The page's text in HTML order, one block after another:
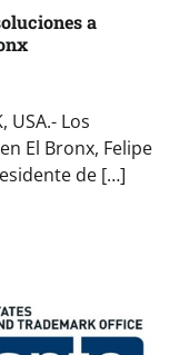
a
USA.- Los
El Bronx, Felipe
de […]